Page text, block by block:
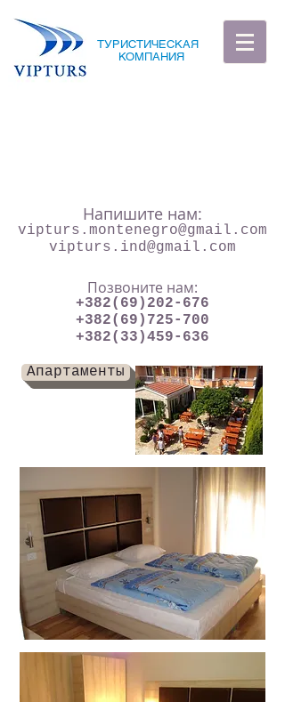
ТУРИСТИЧЕСКАЯ
КОМПАНИЯ
Напишите нам:
vipturs.montenegro@gmail.com
vipturs.ind@gmail.com
Позвоните нам:
+382(69)202-676
+382(69)725-700
+382(33)459-636
Апартаменты